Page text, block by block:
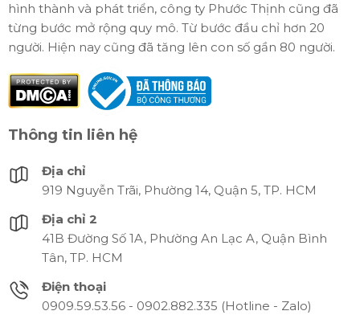
hình thành và phát triển, công ty Phước Thịnh cũng đã
từng bước mở rộng quy mô. Từ bước đầu chỉ hơn 20
người. Hiện nay cũng đã tăng lên con số gần 80 người.
Thông tin liên hệ
Địa chỉ
919 Nguyễn Trãi, Phường 14, Quận 5, TP. HCM
Địa chỉ 2
41B Đường Số 1A, Phường An Lạc A, Quận Bình
Tân, TP. HCM
Điện thoại
0909.59.53.56 - 0902.882.335 (Hotline - Zalo)